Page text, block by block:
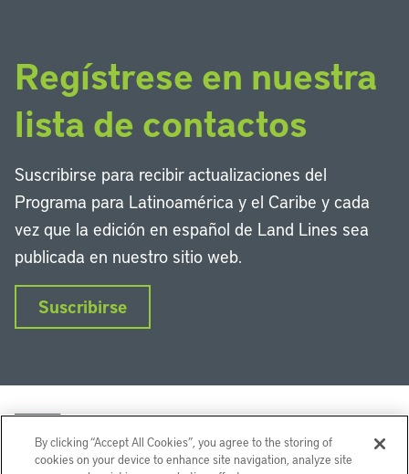
Regístrese en nuestra
lista de contactos
Suscribirse para recibir actualizaciones del
Programa para Latinoamérica y el Caribe y cada
vez que la edición en español de Land Lines sea
publicada en nuestro sitio web.
Suscribirse
By clicking “Accept All Cookies”, you agree to the storing of
cookies on your device to enhance site navigation, analyze site